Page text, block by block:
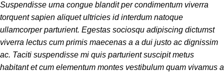
Suspendisse urna congue blandit per condimentum viverra
torquent sapien aliquet ultricies id interdum natoque
ullamcorper parturient. Egestas sociosqu adipiscing dictumst
viverra lectus cum primis maecenas a a dui justo ac dignissim
ac. Taciti suspendisse mi quis parturient suscipit metus
habitant et cum elementum montes vestibulum quam vivamus a